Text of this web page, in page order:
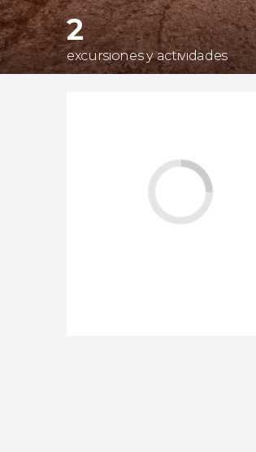
2
excursiones y actividades